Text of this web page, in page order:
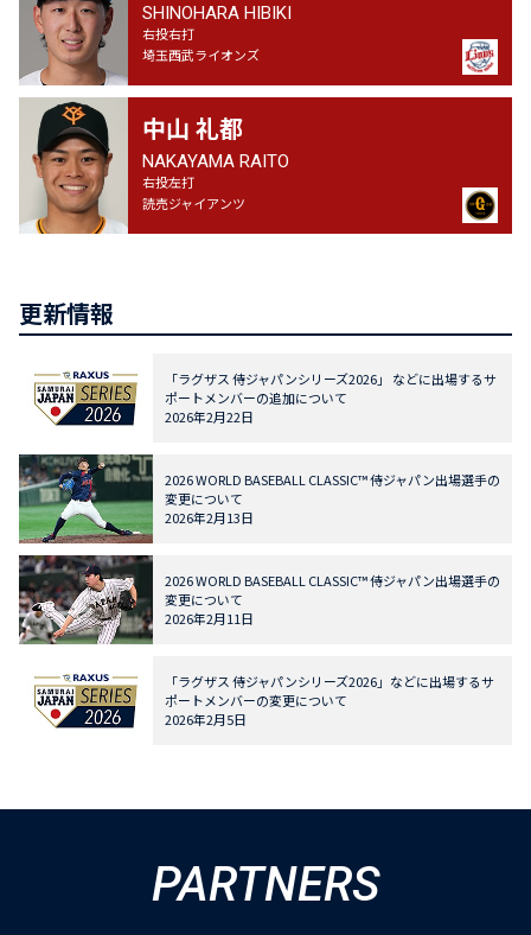
SHINOHARA HIBIKI
右投右打
埼玉西武ライオンズ
中山 礼都
NAKAYAMA RAITO
右投左打
読売ジャイアンツ
更新情報
「ラグザス 侍ジャパンシリーズ2026」 などに出場するサ
ポートメンバーの追加について
2026年2月22日
2026 WORLD BASEBALL CLASSIC™ 侍ジャパン出場選手の
変更について
2026年2月13日
2026 WORLD BASEBALL CLASSIC™ 侍ジャパン出場選手の
変更について
2026年2月11日
「ラグザス 侍ジャパンシリーズ2026」などに出場するサ
ポートメンバーの変更について
2026年2月5日
PARTNERS